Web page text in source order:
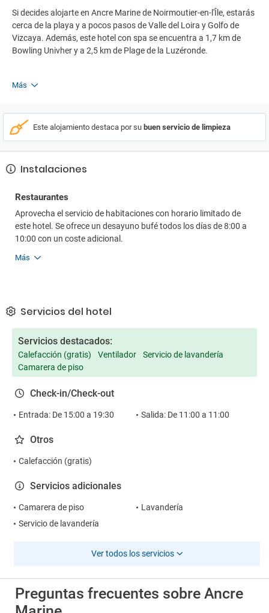
Si decides alojarte en Ancre Marine de Noirmoutier-en-l'Île, estarás
cerca de la playa y a pocos pasos de Valle del Loira y Golfo de
Vizcaya. Además, este hotel con spa se encuentra a 1,7 km de
Bowling Univher y a 2,5 km de Plage de la Luzéronde.
Más
Este alojamiento destaca por su buen servicio de limpieza
Instalaciones
Restaurantes
Aprovecha el servicio de habitaciones con horario limitado de
este hotel. Se ofrece un desayuno bufé todos los días de 8:00 a
10:00 con un coste adicional.
Más
Servicios del hotel
Servicios destacados:
Calefacción (gratis) Ventilador
Servicio de lavandería
Camarera de piso
Check-in/Check-out
Entrada: De 15:00 a 19:30 Salida: De 11:00 a 11:00
Otros
Calefacción (gratis)
Servicios adicionales
Camarera de piso
Lavandería
Servicio de lavandería
Ver todos los servicios
Preguntas frecuentes sobre Ancre